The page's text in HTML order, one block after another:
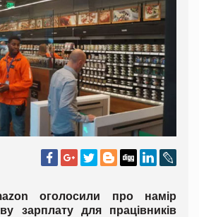
оголосили про намір
зарплату для працівників